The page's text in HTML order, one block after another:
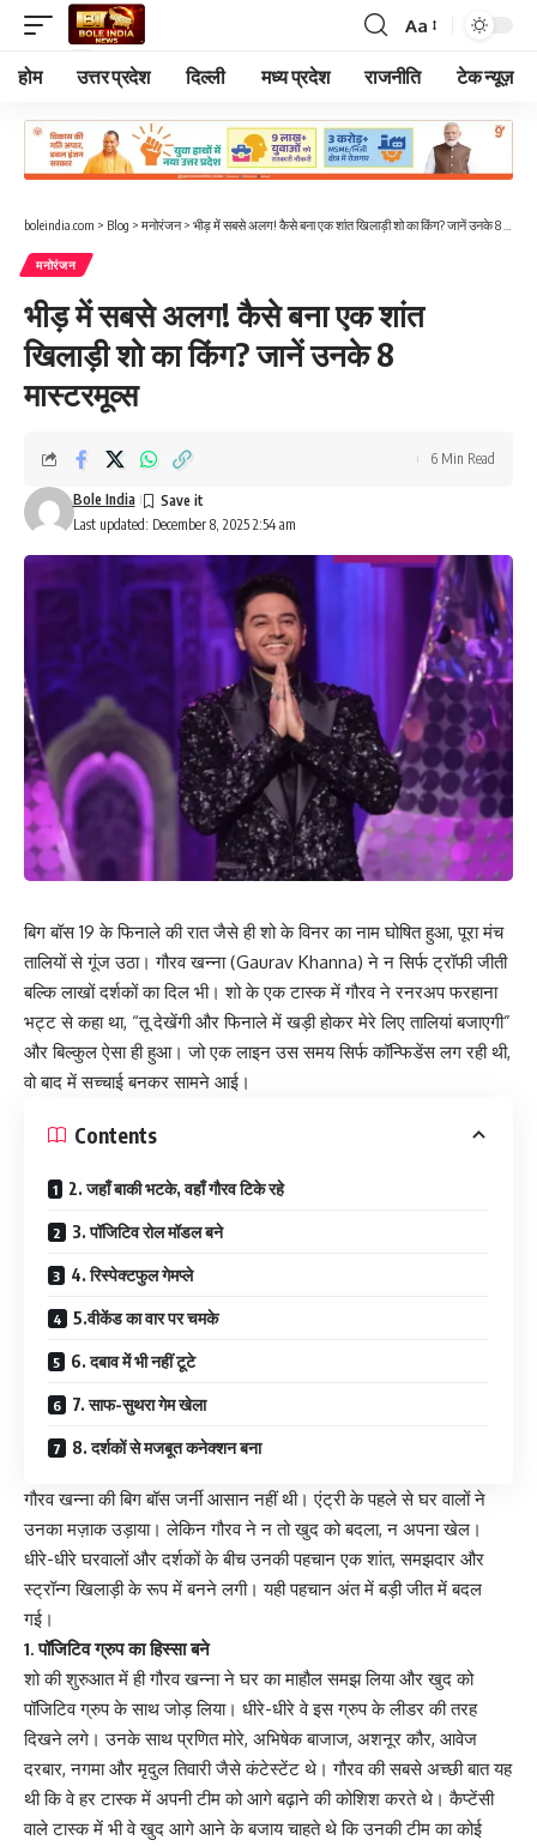
Font
Resizer
Aa
होम उत्तर प्रदेश दिल्ली मध्य प्रदेश राजनीति टेक न्यूज़
boleindia.com > Blog > मनोरंजन> भीड़ में सबसे अलग! कैसे बना एक शांत खिलाड़ी शो का किंग? जानें उनके 8 मास्टरमूव्स
मनोरंजन
भीड़ में सबसे अलग! कैसे बना एक शांत
खिलाड़ी शो का किंग? जानें उनके 8
मास्टरमूव्स
Last updated: December 8, 2025 2:54 am
Bole India
6 Min Read
बिग बॉस 19 के फिनाले की रात जैसे ही शो के विनर का नाम घोषित हुआ, पूरा मंच
तालियों से गूंज उठा। गौरव खन्ना (Gaurav Khanna) ने न सिर्फ ट्रॉफी जीती
बल्कि लाखों दर्शकों का दिल भी। शो के एक टास्क में गौरव ने रनरअप फरहाना
भट्ट से कहा था, “तू देखेंगी और फिनाले में खड़ी होकर मेरे लिए तालियां बजाएगी”
और बिल्कुल ऐसा ही हुआ। जो एक लाइन उस समय सिर्फ कॉन्फिडेंस लग रही थी,
वो बाद में सच्चाई बनकर सामने आई।
Contents
2. जहाँ बाकी भटके, वहाँ गौरव टिके रहे
3. पॉजिटिव रोल मॉडल बने
4. रिस्पेक्टफुल गेमप्ले
5.वीकेंड का वार पर चमके
6. दबाव में भी नहीं टूटे
7. साफ-सुथरा गेम खेला
8. दर्शकों से मजबूत कनेक्शन बना
गौरव खन्ना की बिग बॉस जर्नी आसान नहीं थी। एंट्री के पहले से घर वालों ने
उनका मज़ाक उड़ाया। लेकिन गौरव ने न तो खुद को बदला, न अपना खेल।
धीरे-धीरे घरवालों और दर्शकों के बीच उनकी पहचान एक शांत, समझदार और
स्ट्रॉन्ग खिलाड़ी के रूप में बनने लगी। यही पहचान अंत में बड़ी जीत में बदल
गई।
1. पॉजिटिव ग्रुप का हिस्सा बने
शो की शुरुआत में ही गौरव खन्ना ने घर का माहौल समझ लिया और खुद को
पॉजिटिव ग्रुप के साथ जोड़ लिया। धीरे-धीरे वे इस ग्रुप के लीडर की तरह
दिखने लगे। उनके साथ प्रणित मोरे, अभिषेक बाजाज, अशनूर कौर, आवेज
दरबार, नगमा और मृदुल तिवारी जैसे कंटेस्टेंट थे। गौरव की सबसे अच्छी बात यह
थी कि वे हर टास्क में अपनी टीम को आगे बढ़ाने की कोशिश करते थे। कैप्टेंसी
वाले टास्क में भी वे खुद आगे आने के बजाय चाहते थे कि उनकी टीम का कोई